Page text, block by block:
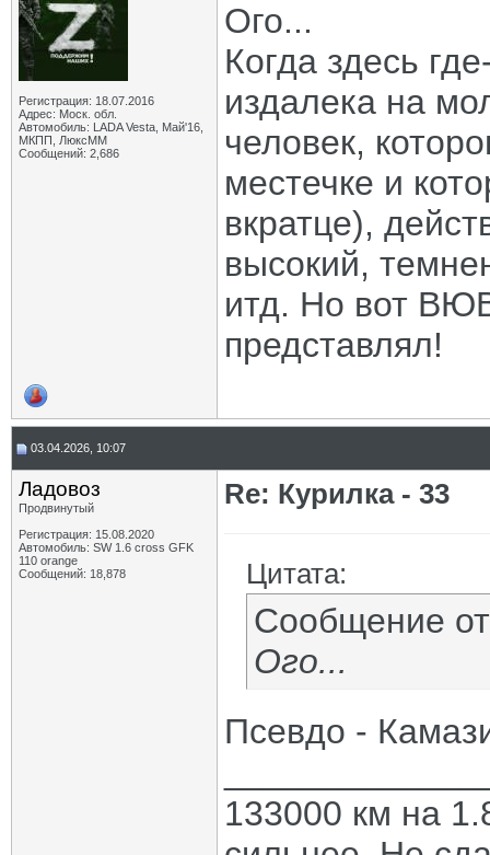
Регистрация: 18.07.2016
Адрес: Моск. обл.
Автомобиль: LADA Vesta, Май'16,
МКПП, ЛюксММ
Сообщений: 2,686
Ого...
Когда здесь
издалека на
человек,
местечке и
вкратце),
высокий,
итд. Но вот
представлял!
03.04.2026, 10:07
Ладовоз
Продвинутый
Регистрация: 15.08.2020
Автомобиль: SW 1.6 cross GFK
110 orange
Сообщений: 18,878
Re: Курилка - 33
Цитата:
Сообщение
Ого...
Псевдо -
133000 км на